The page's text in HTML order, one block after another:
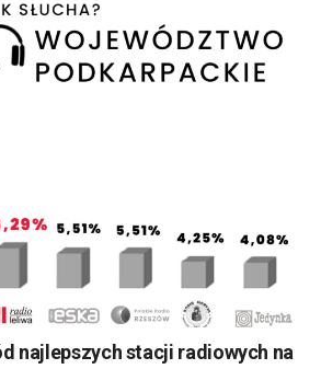
najlepszych stacji radiowych na